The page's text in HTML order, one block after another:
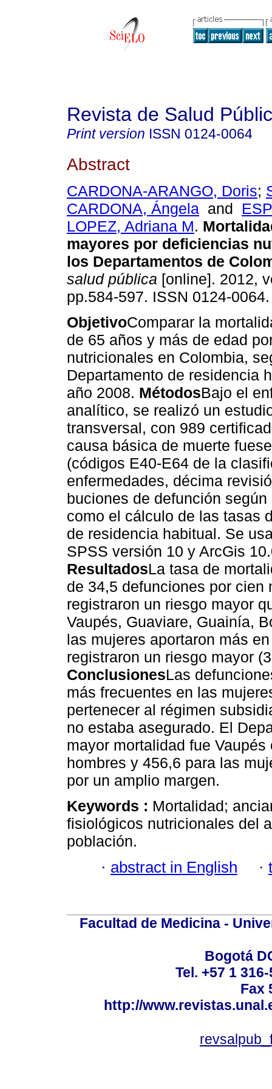
Revista de Salud
Print version ISSN 0124-0064
Abstract
CARDONA-ARANGO, Doris;
CARDONA, Ángela and
LOPEZ, Adriana M.
mayores por deficiencias
los Departamentos de
salud pública [online]. 2012,
pp.584-597. ISSN 0124-0064.
ObjetivoComparar la
de 65 años y más de edad
nutricionales en Colombia,
Departamento de residencia
año 2008. MétodosBajo el
analítico, se realizó un
transversal, con 989
causa básica de muerte
(códigos E40-E64 de la
enfermedades, décima
buciones de defunción
como el cálculo de las tasas
de residencia habitual. Se
SPSS versión 10 y ArcGis
ResultadosLa tasa de
de 34,5 defunciones por
registraron un riesgo mayor
Vaupés, Guaviare, Guainía,
las mujeres aportaron más
registraron un riesgo mayor
ConclusionesLas
más frecuentes en las
pertenecer al régimen
no estaba asegurado. El
mayor mortalidad fue
hombres y 456,6 para las
por un amplio margen.
Keywords : Mortalidad;
fisiológicos nutricionales del
población.
· abstract in English ·
Facultad de Medicina -
Bogotá
Tel. +57 1
Fax
http://